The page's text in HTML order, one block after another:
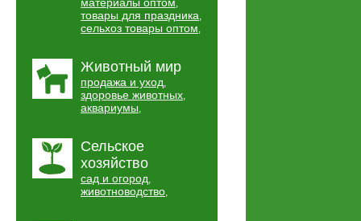
,
товары для праздника,
сельхоз товары оптом,
Животный мир
продажа и уход,
здоровье животных,
аквариумы,
Сельское
хозяйство
сад и огород,
животноводство,